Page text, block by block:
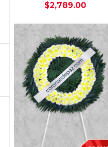
$2,789.00